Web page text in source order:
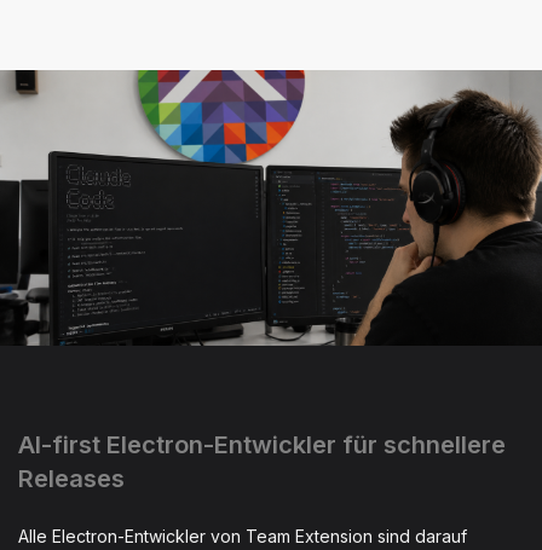
AI-first Electron-Entwickler für schnellere
Releases
Alle Electron-Entwickler von Team Extension sind darauf